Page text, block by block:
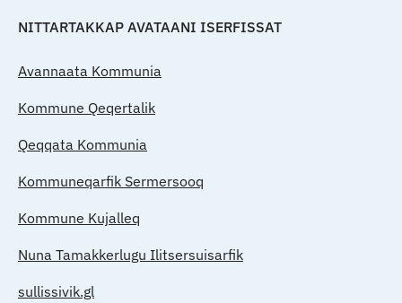
NITTARTAKKAP AVATAANI ISERFISSAT
Avannaata Kommunia
Kommune Qeqertalik
Qeqqata Kommunia
Kommuneqarfik Sermersooq
Kommune Kujalleq
Nuna Tamakkerlugu Ilitsersuisarfik
sullissivik.gl